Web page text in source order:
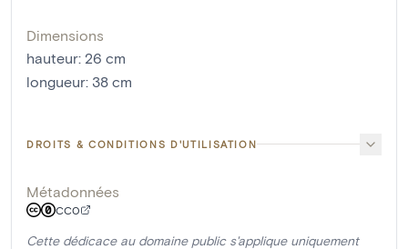
Dimensions
hauteur: 26 cm
longueur: 38 cm
DROITS & CONDITIONS D'UTILISATION
Métadonnées
CC0
Cette dédicace au domaine public s'applique uniquement